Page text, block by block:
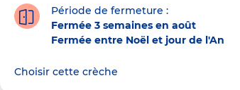
Période de fermeture :
Fermée 3 semaines en août
Fermée entre Noël et jour de l'An
Choisir cette crèche